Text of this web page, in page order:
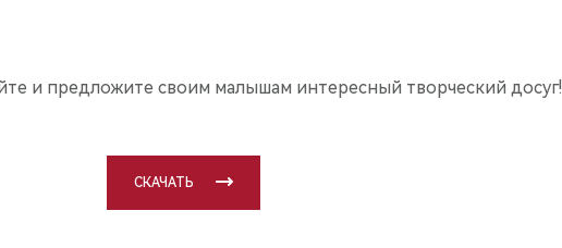
и предложите своим малышам интересный творческий досуг!
СКАЧАТЬ